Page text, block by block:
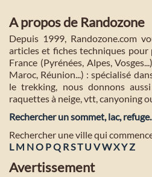
A propos de Randozone
Depuis 1999, Randozone.com
articles et fiches techniques pour
France (Pyrénées, Alpes,
Maroc, Réunion...) : spécialisé
le trekking, nous donnons
raquettes à neige, vtt, canyoning
Rechercher un sommet, lac,
Rechercher une ville qui
L M NO PQ RST U VWXYZ
Avertissement